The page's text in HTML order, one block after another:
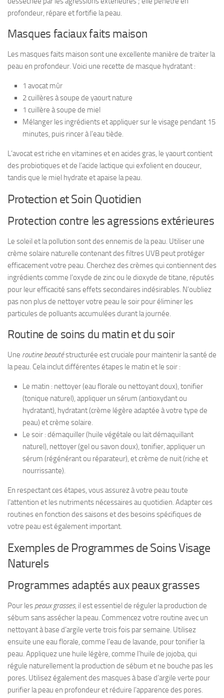
profondeur, répare et fortifie la peau.
Masques faciaux faits maison
Les masques faits maison sont une excellente manière de traiter la
peau en profondeur. Voici une recette de masque hydratant :
1 avocat mûr
2 cuillères à soupe de yaourt nature
1 cuillère à soupe de miel
Mélanger les ingrédients et appliquer sur le visage pendant 15
minutes, puis rincer à l’eau tiède.
L’avocat est riche en vitamines et en acides gras, le yaourt contient
des probiotiques et de l’acide lactique qui exfolient en douceur,
tandis que le miel hydrate et apaise la peau.
Protection et Soin Quotidien
Protection contre les agressions extérieures
Le soleil et la pollution sont des ennemis de la peau. Utiliser une
crème solaire naturelle contenant des filtres UVB peut protéger
efficacement votre peau. Cherchez des crèmes qui contiennent des
ingrédients comme l’oxyde de zinc ou le dioxyde de titane, réputés
pour leur efficacité sans effets secondaires indésirables. N’oubliez
pas non plus de nettoyer votre peau le soir pour éliminer les
particules de polluants accumulées durant la journée.
Routine de soins du matin et du soir
Une routine beautéstructurée est cruciale pour maintenir la santé de
la peau. Cela inclut différentes étapes le matin et le soir :
Le matin : nettoyer (eau florale ou nettoyant doux), tonifier
(tonique naturel), appliquer un sérum (antioxydant ou
hydratant), hydratant (crème légère adaptée à votre type de
peau) et crème solaire.
Le soir : démaquiller (huile végétale ou lait démaquillant
naturel), nettoyer (gel ou savon doux), tonifier, appliquer un
sérum (régénérant ou réparateur), et crème de nuit (riche et
nourrissante).
En respectant ces étapes, vous assurez à votre peau toute
l’attention et les nutriments nécessaires au quotidien. Adapter ces
routines en fonction des saisons et des besoins spécifiques de
votre peau est également important.
Exemples de Programmes de Soins Visage
Naturels
Programmes adaptés aux peaux grasses
Pour les peaux grasses, il est essentiel de réguler la production de
sébum sans assécher la peau. Commencez votre routine avec un
nettoyant à base d’argile verte trois fois par semaine. Utilisez
ensuite une eau florale, comme l’eau de lavande, pour tonifier la
peau. Appliquez une huile légère, comme l’huile de jojoba, qui
régule naturellement la production de sébum et ne bouche pas les
pores. Utilisez également des masques à base d’argile verte pour
purifier la peau en profondeur et réduire l’apparence des pores.